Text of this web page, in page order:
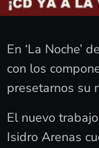
En ‘La Noche’
con los
presetarnos su
El nuevo
Isidro Arenas